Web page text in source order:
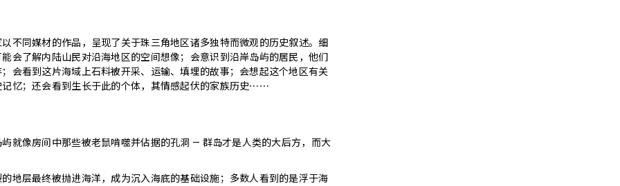
不同媒材的作品，呈现了关于珠三角地区诸多独特而微观的历史叙述。细
会了解内陆山民对沿海地区的空间想像；会意识到沿岸岛屿的居民，他们
会看到这片海域上石料被开采、运输、填埋的故事；会想起这个地区有关
记忆；还会看到生长于此的个体，其情感起伏的家族历史⋯⋯
就像房间中那些被老鼠啃噬并佔据的孔洞 — 群岛才是人类的大后方，而大
地层最终被抛进海洋，成为沉入海底的基础设施；多数人看到的是浮于海